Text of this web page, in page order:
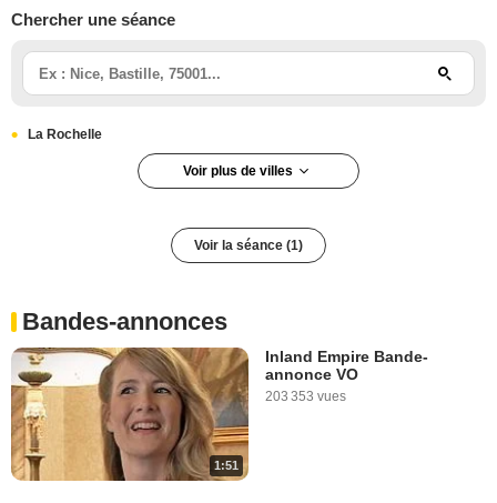
Chercher une séance
La Rochelle
Voir plus de villes
Paris 6e arrondissement
Voir la séance (1)
Bandes-annonces
1:51
Inland Empire Bande-
annonce VO
203 353 vues